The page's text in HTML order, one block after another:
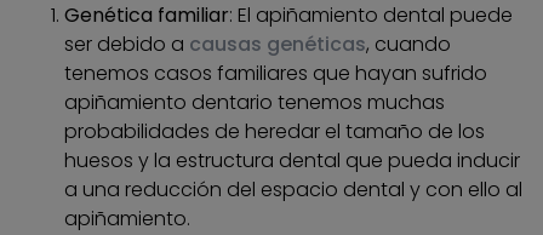
Genética familiar: El apiñamiento dental puede
ser debido a causas genéticas, cuando
tenemos casos familiares que hayan sufrido
apiñamiento dentario tenemos muchas
probabilidades de heredar el tamaño de los
huesos y la estructura dental que pueda inducir
a una reducción del espacio dental y con ello al
apiñamiento.